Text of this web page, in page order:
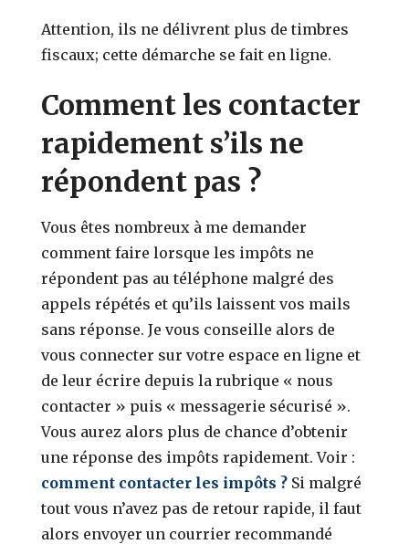
Attention, ils ne délivrent plus de timbres
fiscaux; cette démarche se fait en ligne.
Comment les contacter
rapidement s’ils ne
répondent pas ?
Vous êtes nombreux à me demander
comment faire lorsque les impôts ne
répondent pas au téléphone malgré des
appels répétés et qu’ils laissent vos mails
sans réponse. Je vous conseille alors de
vous connecter sur votre espace en ligne et
de leur écrire depuis la rubrique « nous
contacter » puis « messagerie sécurisé ».
Vous aurez alors plus de chance d’obtenir
une réponse des impôts rapidement. Voir :
comment contacter les impôts ? Si malgré
tout vous n’avez pas de retour rapide, il faut
alors envoyer un courrier recommandé